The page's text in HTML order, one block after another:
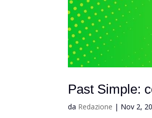
Past Simple:
da Redazione | Nov 2,